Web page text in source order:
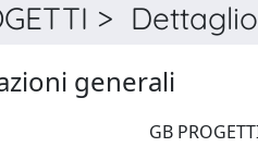
> Dettaglio
generali